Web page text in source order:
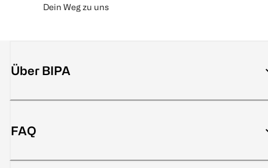
Dein Weg zu uns
Über BIPA
FAQ